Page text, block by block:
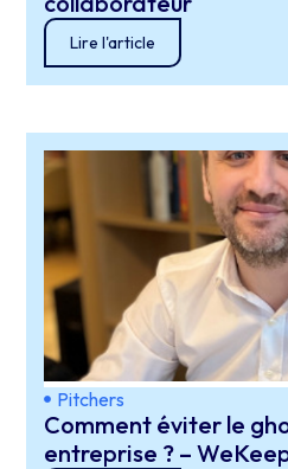
Lire l'article
Pitchers
Comment éviter le
entreprise ? –